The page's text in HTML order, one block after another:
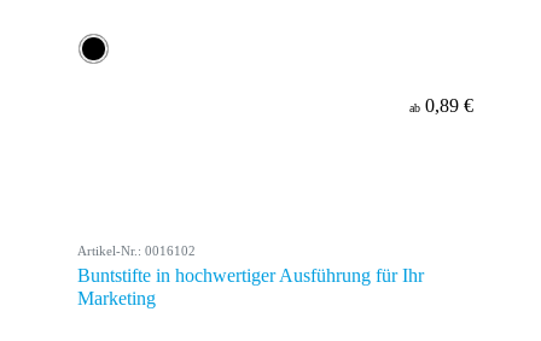
ab 0,89 €
Artikel-Nr.: 0016102
Buntstifte in hochwertiger Ausführung für Ihr
Marketing